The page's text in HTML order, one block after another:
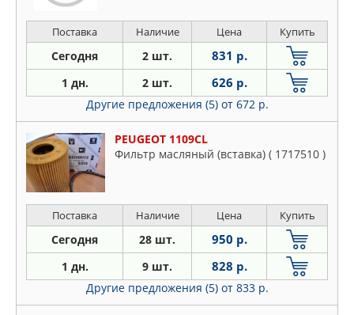
Поставка Наличие Цена Купить
Сегодня 2 шт. 831 р.
1 дн. 2 шт. 626 р.
Другие предложения (5) от 672 р.
PEUGEOT 1109CL
Фильтр масляный (вставка) ( 1717510 )
Поставка Наличие Цена Купить
Сегодня 28 шт. 950 р.
1 дн. 9 шт. 828 р.
Другие предложения (5) от 833 р.